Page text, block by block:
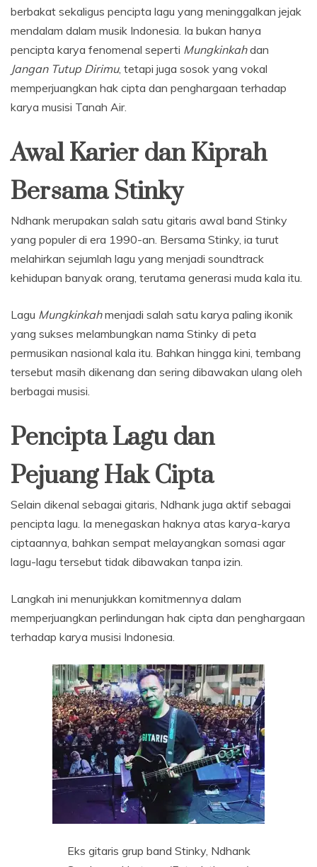
berbakat sekaligus pencipta lagu yang meninggalkan jejak
mendalam dalam musik Indonesia. Ia bukan hanya
pencipta karya fenomenal seperti Mungkinkahdan
Jangan Tutup Dirimu, tetapi juga sosok yang vokal
memperjuangkan hak cipta dan penghargaan terhadap
karya musisi Tanah Air.
Awal Karier dan Kiprah
Bersama Stinky
Ndhank merupakan salah satu gitaris awal band Stinky
yang populer di era 1990-an. Bersama Stinky, ia turut
melahirkan sejumlah lagu yang menjadi soundtrack
kehidupan banyak orang, terutama generasi muda kala itu.
Lagu Mungkinkahmenjadi salah satu karya paling ikonik
yang sukses melambungkan nama Stinky di peta
permusikan nasional kala itu. Bahkan hingga kini, tembang
tersebut masih dikenang dan sering dibawakan ulang oleh
berbagai musisi.
Pencipta Lagu dan
Pejuang Hak Cipta
Selain dikenal sebagai gitaris, Ndhank juga aktif sebagai
pencipta lagu. Ia menegaskan haknya atas karya-karya
ciptaannya, bahkan sempat melayangkan somasi agar
lagu-lagu tersebut tidak dibawakan tanpa izin.
Langkah ini menunjukkan komitmennya dalam
memperjuangkan perlindungan hak cipta dan penghargaan
terhadap karya musisi Indonesia.
Eks gitaris grup band Stinky, Ndhank